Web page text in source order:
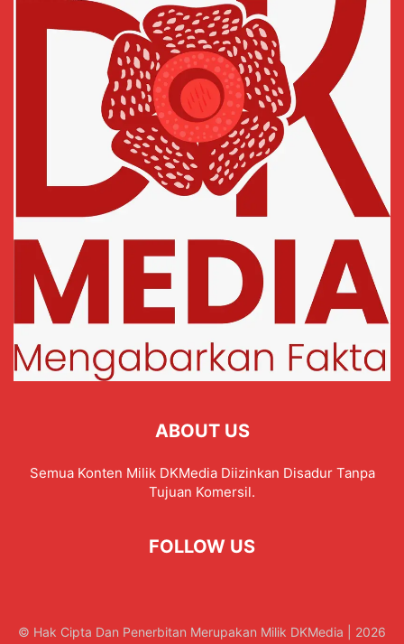
ABOUT US
Semua Konten Milik DKMedia Diizinkan Disadur Tanpa
Tujuan Komersil.
FOLLOW US
© Hak Cipta Dan Penerbitan Merupakan Milik DKMedia | 2026